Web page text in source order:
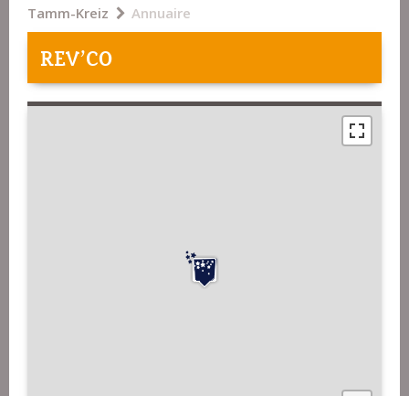
Tamm-Kreiz Annuaire
REV'CO